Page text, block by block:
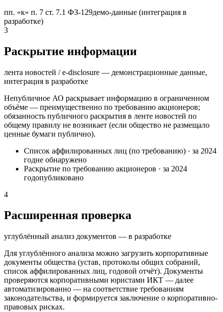
пп. «к» п. 7 ст. 7.1 ФЗ-129демо-данные (интеграция в
разработке)
3
Раскрытие информации
лента новостей / e-disclosure — демонстрационные данные,
интеграция в разработке
Непубличное АО раскрывает информацию в ограниченном
объёме — преимущественно по требованию акционеров;
обязанность публичного раскрытия в ленте новостей по
общему правилу не возникает (если общество не размещало
ценные бумаги публично).
Список аффилированных лиц (по требованию) · за 2024
годне обнаружено
Раскрытие по требованию акционеров · за 2024
годопубликовано
4
Расширенная проверка
углублённый анализ документов — в разработке
Для углублённого анализа можно загрузить корпоративные
документы общества (устав, протоколы общих собраний,
список аффилированных лиц, годовой отчёт). Документы
проверяются корпоративными юристами ИКТ — далее
автоматизированно — на соответствие требованиям
законодательства, и формируется заключение о корпоративно-
правовых рисках.